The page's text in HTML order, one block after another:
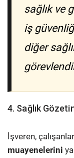
sağlık ve
iş
diğer
4. Sağlık
İşveren,
muayenelerini